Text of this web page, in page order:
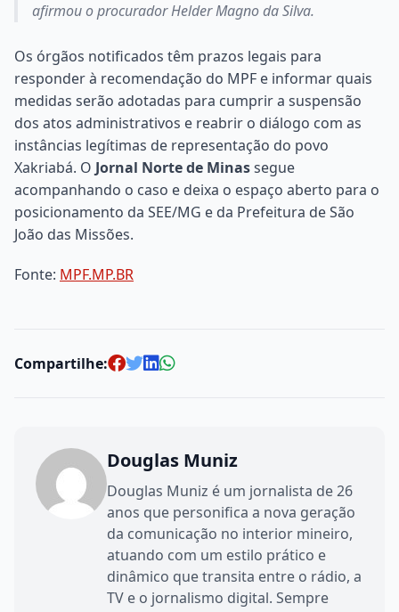
afirmou o procurador Helder Magno da Silva.
Os órgãos notificados têm prazos legais para
responder à recomendação do MPF e informar quais
medidas serão adotadas para cumprir a suspensão
dos atos administrativos e reabrir o diálogo com as
instâncias legítimas de representação do povo
Xakriabá. O Jornal Norte de Minassegue
acompanhando o caso e deixa o espaço aberto para o
posicionamento da SEE/MG e da Prefeitura de São
João das Missões.
Fonte: MPF.MP.BR
Compartilhe:
Douglas Muniz
Douglas Muniz é um jornalista de 26
anos que personifica a nova geração
da comunicação no interior mineiro,
atuando com um estilo prático e
dinâmico que transita entre o rádio, a
TV e o jornalismo digital. Sempre